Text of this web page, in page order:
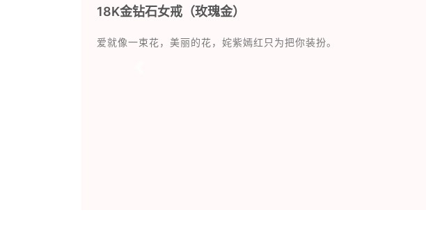
18K金钻石女戒（玫瑰金）
爱就像一束花，美丽的花，姹紫嫣红只为把你装扮。